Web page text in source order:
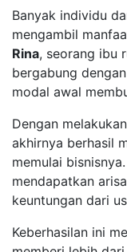
Banyak individu
mengambil
Rina, seorang ibu
bergabung
modal awal
Dengan
akhirnya berhasil
memulai
mendapatkan
keuntungan dari
Keberhasilan ini